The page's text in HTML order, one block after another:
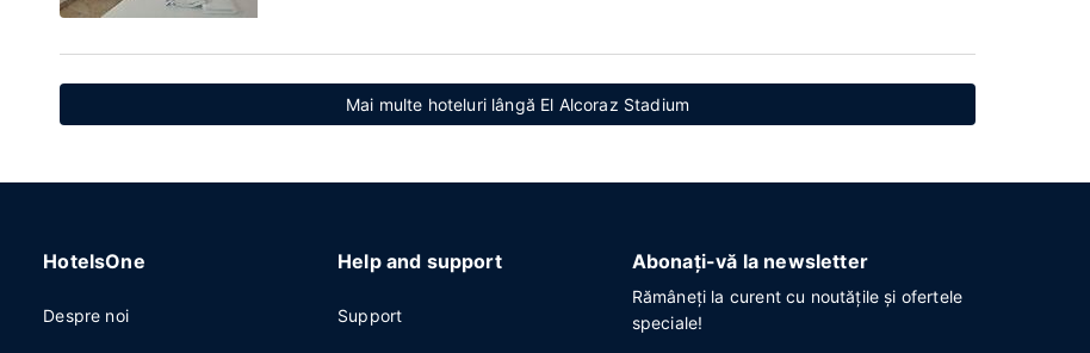
Mai multe hoteluri lângă El Alcoraz Stadium
HotelsOne
Despre noi
Help and support
Support
Abonați-vă la newsletter
Rămâneți la curent cu noutățile și ofertele
speciale!